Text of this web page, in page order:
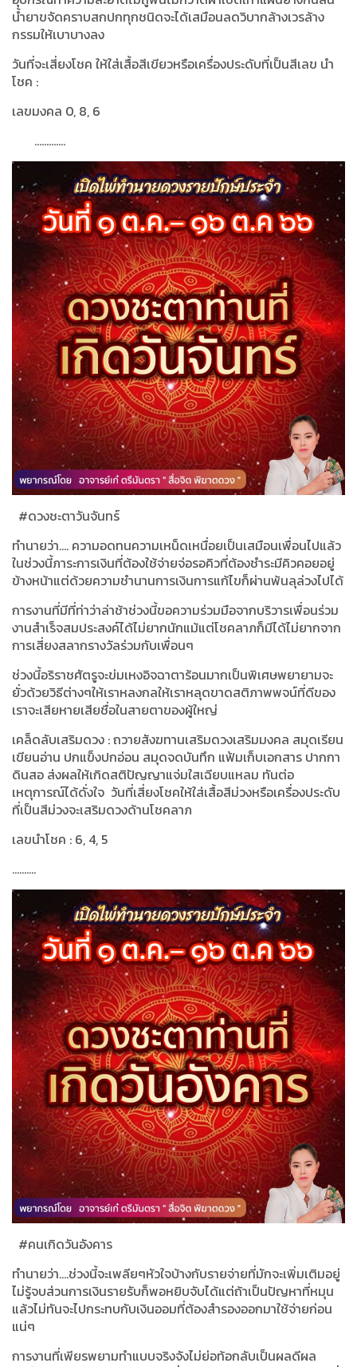
น้ำยาขจัดคราบสกปกทุกชนิดจะได้เสมือนลดวิบากล้างเวรล้าง
กรรมให้เบาบางลง
วันที่จะเสี่ยงโชค ให้ใส่เสื้อสีเขียวหรือเครื่องประดับที่เป็นสีเลข นำ
โชค :
เลขมงคล 0, 8, 6
.............
#ดวงชะตาวันจันทร์
ทำนายว่า.... ความอดทนความเหน็ดเหนื่อยเป็นเสมือนเพื่อนไปแล้ว
ในช่วงนี้ภาระการเงินที่ต้องใช้จ่ายจ่อรอคิวที่ต้องชำระมีคิวคอยอยู่
ข้างหน้าแต่ด้วยความชำนานการเงินการแก้ไขก็ผ่านพ้นลุล่วงไปได้
การงานที่มีที่ท่าว่าล่าช้าช่วงนี้ขอความร่วมมือจากบริวารเพื่อนร่วม
งานสำเร็จสมประสงค์ได้ไม่ยากนักแม้แต่โชคลาภก็มีได้ไม่ยากจาก
การเสี่ยงสลากรางวัลร่วมกับเพื่อนๆ
ช่วงนี้อริราชศัตรูจะข่มเหงอิจฉาตาร้อนมากเป็นพิเศษพยายามจะ
ยั่วด้วยวิธีต่างๆให้เราหลงกลให้เราหลุดขาดสติภาพพจน์ที่ดีของ
เราจะเสียหายเสียชื่อในสายตาของผู้ใหญ่
เคล็ดลับเสริมดวง :ถวายสังฆทานเสริมดวงเสริมมงคล สมุดเรียน
เขียนอ่าน ปกแข็งปกอ่อน สมุดจดบันทึก แฟ้มเก็บเอกสาร ปากกา
ดินสอ ส่งผลให้เกิดสติปัญญาแจ่มใสเฉียบแหลม ทันต่อ
เหตุการณ์ได้ดั่งใจ วันที่เสี่ยงโชคให้ใส่เสื้อสีม่วงหรือเครื่องประดับ
ที่เป็นสีม่วงจะเสริมดวงด้านโชคลาภ
เลขนำโชค : 6, 4, 5
..........
#คนเกิดวันอังคาร
ทำนายว่า....ช่วงนี้จะเพลียๆหัวใจบ้างกับรายจ่ายที่มักจะเพิ่มเติมอยู่
ไม่รู้จบส่วนการเงินรายรับก็พอหยิบจับได้แต่ถ้าเป็นปัญหาที่หมุน
แล้วไม่ทันจะไปกระทบกับเงินออมที่ต้องสำรองออกมาใช้จ่ายก่อน
แน่ๆ
การงานที่เพียรพยามทำแบบจริงจังไม่ย่อท้อกลับเป็นผลดีผล